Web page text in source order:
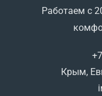
Работаем с
Крым,